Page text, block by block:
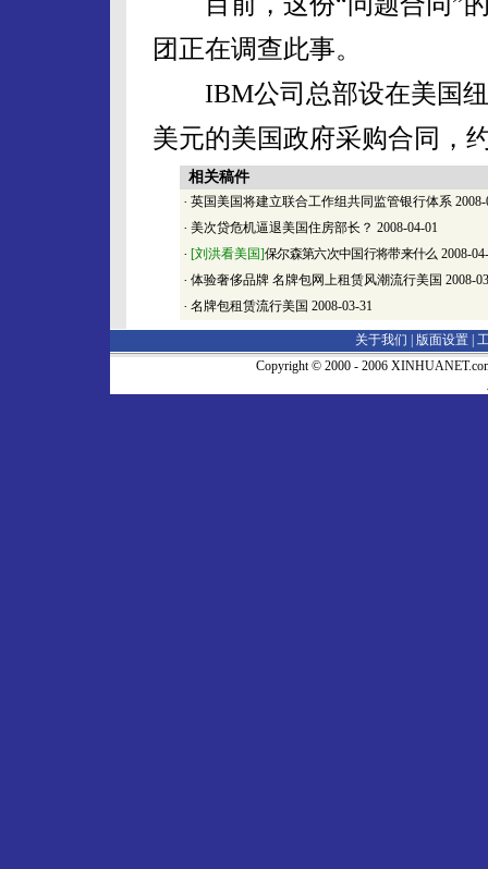
团正在调查此事。
IBM公司总部设在美国纽
美元的美国政府采购合同，
相关稿件
· 英国美国将建立联合工作组共同监管银行体系
· 美次贷危机逼退美国住房部长？ 2008-04-01
· [刘洪看美国]保尔森第六次中国行将带来什么 2008-
· 体验奢侈品牌 名牌包网上租赁风潮流行美国 2008-
· 名牌包租赁流行美国 2008-03-31
关于我们 | 版面设置
Copyright © 2000 - 2006